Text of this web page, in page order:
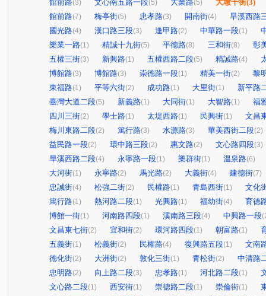
館前路(3) 文心南五路一段(5) 大業路(5) 大墩十街(3)
館前路(7) 梅亭街(5) 忠孝路(3) 開南街(4)
旱溪西路
國光路(4) 漢口路三段(3) 逢甲路(2) 中華路一段(1)
樂業一路(1) 精誠十九街(5) 平德路(8) 三和街(8)
彰
五權三街(3) 新興路(1) 五權西路二段(5) 精誠路(4)
博館路(3) 博館路(3) 崇德路一段(1) 精美一街(2)
黎
東福路(1) 平等六街(2) 成功路(1) 大里街(1)
新平路
臺灣大道二段(5) 新義路(1) 大同街(1) 大智路(1)
福
四川三街(2) 學士路(1) 太堤西路(1) 民興街(1)
文昌
梅川東路二段(2) 篤行路(3) 水源路(3) 華美西街二段(2)
益民路一段(2) 環中路三段(2) 惠文路(2) 文心路四段(3)
旱溪西路二段(4) 永寧路一段(1) 樂群街(1) 溫泉路(6)
大河街(1) 永寧路(2) 馬光路(2) 大義街(4) 建德街(7)
忠誠街(4) 松強二街(2) 民權路(1) 青島西街(1)
文化
篤行路(1) 熱河路二段(1) 光興路(1) 福幼街(4)
育德
博館一街(1) 河南路四段(1) 溪南路三段(4) 中興路一段
文昌東七街(2) 宜和街(2) 環河路四段(1) 朝富路(1)
五義街(1) 松義街(2) 民權路(4) 復興路五段(1)
文南
德化街(2) 大洲街(2) 敦化三街(1) 青松街(2)
中清路
忠明路(2) 向上路二段(3) 忠孝路(1) 河北路二段(1)
文心路二段(1) 西安街(1) 崇德路二段(1) 崇倫街(1)